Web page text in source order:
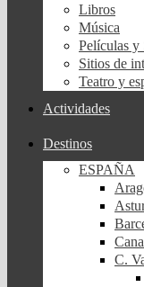
Libros
Música
Películas y
Sitios de
Teatro y
Actividades
Destinos
ESPAÑA
C.